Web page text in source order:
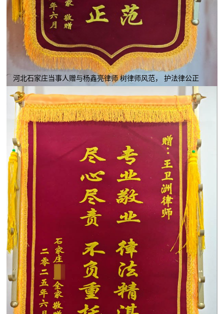
河北石家庄当事人赠与杨鑫亮律师 树律师风范， 护法律公正